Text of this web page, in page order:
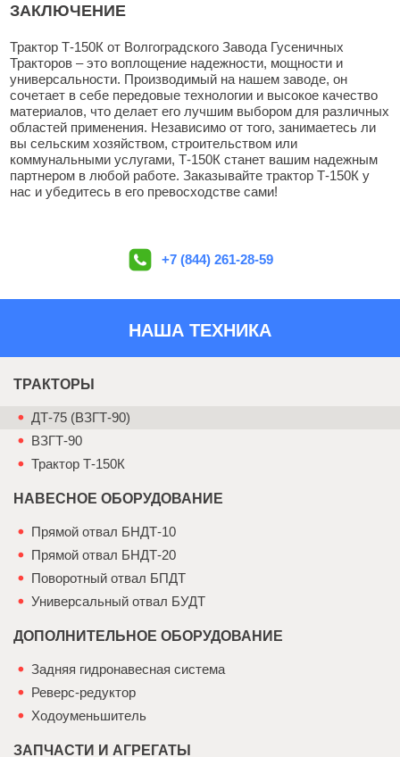
ЗАКЛЮЧЕНИЕ
Трактор Т-150К от Волгоградского Завода Гусеничных
Тракторов – это воплощение надежности, мощности и
универсальности. Производимый на нашем заводе, он
сочетает в себе передовые технологии и высокое качество
материалов, что делает его лучшим выбором для различных
областей применения. Независимо от того, занимаетесь ли
вы сельским хозяйством, строительством или
коммунальными услугами, Т-150К станет вашим надежным
партнером в любой работе. Заказывайте трактор Т-150К у
нас и убедитесь в его превосходстве сами!
+7 (844) 261-28-59
НАША ТЕХНИКА
ТРАКТОРЫ
ДТ-75 (ВЗГТ-90)
ВЗГТ-90
Трактор Т-150К
НАВЕСНОЕ ОБОРУДОВАНИЕ
Прямой отвал БНДТ-10
Прямой отвал БНДТ-20
Поворотный отвал БПДТ
Универсальный отвал БУДТ
ДОПОЛНИТЕЛЬНОЕ ОБОРУДОВАНИЕ
Задняя гидронавесная система
Реверс-редуктор
Ходоуменьшитель
ЗАПЧАСТИ И АГРЕГАТЫ